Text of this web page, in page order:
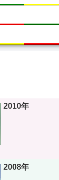
2010年
2008年